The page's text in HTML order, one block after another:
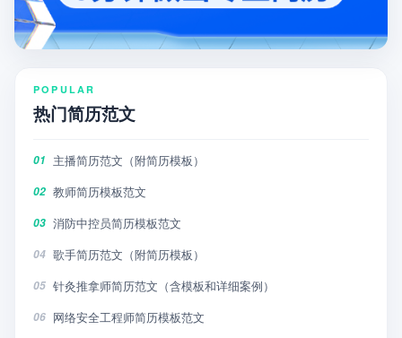
POPULAR
热门简历范文
01 主播简历范文（附简历模板）
02 教师简历模板范文
03 消防中控员简历模板范文
04 歌手简历范文（附简历模板）
05 针灸推拿师简历范文（含模板和详细案例）
06 网络安全工程师简历模板范文